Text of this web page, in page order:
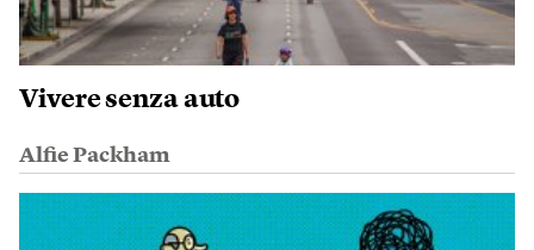
Vivere senza auto
Alfie Packham